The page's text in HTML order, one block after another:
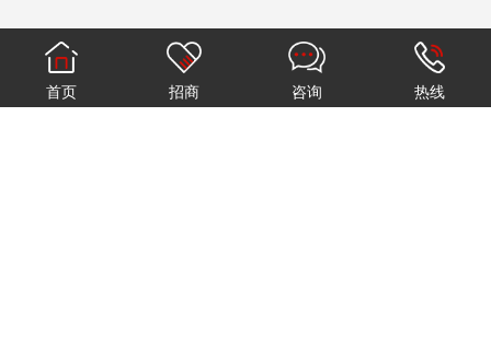
首页 招商 咨询 热线